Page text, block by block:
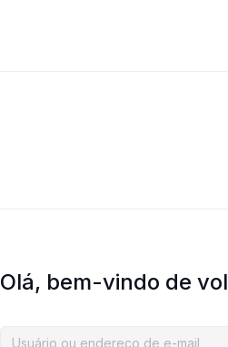
Olá, bem-vindo de